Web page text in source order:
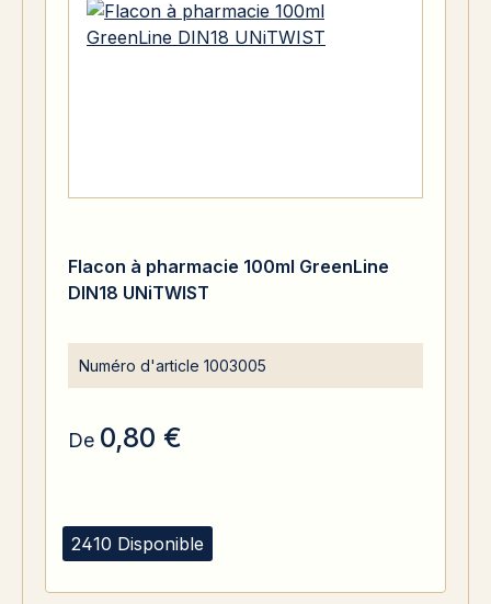
2410 Disponible
Flacon à pharmacie 100ml GreenLine
DIN18 UNiTWIST
Numéro d'article 1003005
De 0,80 €